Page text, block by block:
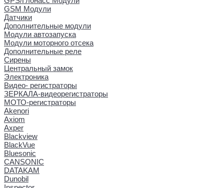
GSM Модули
Датчики
Дополнительные модули
Модули автозапуска
Модули моторного отсека
Дополнительные реле
Сирены
Центральный замок
Электроника
Видео- регистраторы
ЗЕРКАЛА-видеорегистраторы
МОТО-регистраторы
Akenori
Axiom
Axper
Blackview
BlackVue
Bluesonic
CANSONIC
DATAKAM
Dunobil